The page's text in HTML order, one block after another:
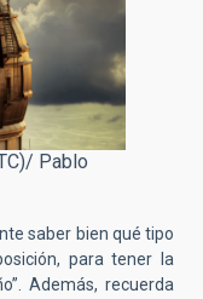
Pablo
saber bien qué tipo
para tener la
Además, recuerda